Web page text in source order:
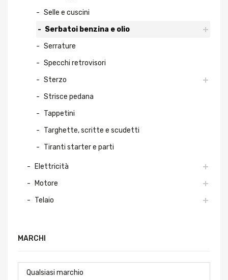
Selle e cuscini
Serbatoi benzina e olio
Serrature
Specchi retrovisori
Sterzo
Strisce pedana
Tappetini
Targhette, scritte e scudetti
Tiranti starter e parti
Elettricità
Motore
Telaio
MARCHI